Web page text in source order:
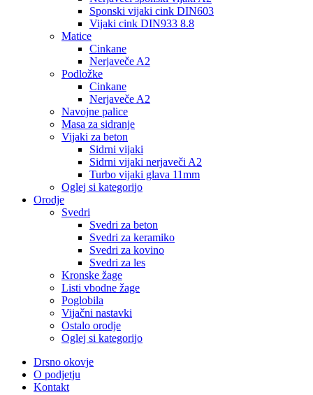
Sponski vijaki cink DIN603
Vijaki cink DIN933 8.8
Matice
Cinkane
Nerjaveče A2
Podložke
Cinkane
Nerjaveče A2
Navojne palice
Masa za sidranje
Vijaki za beton
Sidrni vijaki
Sidrni vijaki nerjaveči A2
Turbo vijaki glava 11mm
Oglej si kategorijo
Orodje
Svedri
Svedri za beton
Svedri za keramiko
Svedri za kovino
Svedri za les
Kronske žage
Listi vbodne žage
Poglobila
Vijačni nastavki
Ostalo orodje
Oglej si kategorijo
Drsno okovje
O podjetju
Kontakt